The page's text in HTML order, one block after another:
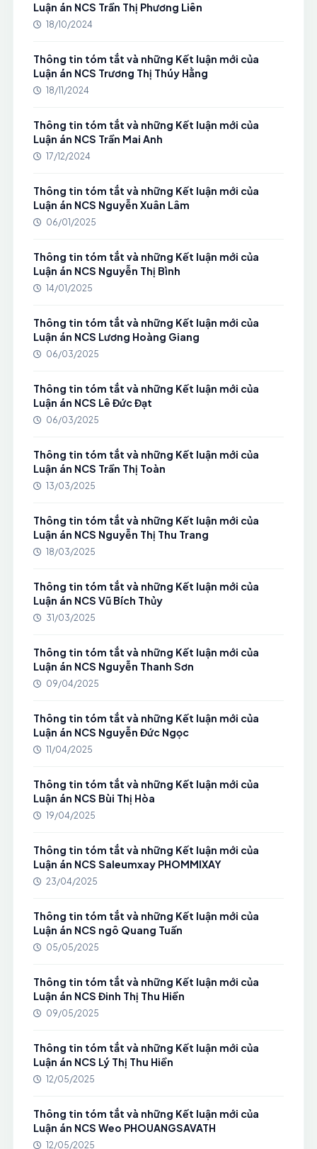
Luận án NCS Trần Thị Phương Liên
18/10/2024
Thông tin tóm tắt và những Kết luận mới của
Luận án NCS Trương Thị Thúy Hằng
18/11/2024
Thông tin tóm tắt và những Kết luận mới của
Luận án NCS Trần Mai Anh
17/12/2024
Thông tin tóm tắt và những Kết luận mới của
Luận án NCS Nguyễn Xuân Lâm
06/01/2025
Thông tin tóm tắt và những Kết luận mới của
Luận án NCS Nguyễn Thị Bình
14/01/2025
Thông tin tóm tắt và những Kết luận mới của
Luận án NCS Lương Hoàng Giang
06/03/2025
Thông tin tóm tắt và những Kết luận mới của
Luận án NCS Lê Đức Đạt
06/03/2025
Thông tin tóm tắt và những Kết luận mới của
Luận án NCS Trần Thị Toàn
13/03/2025
Thông tin tóm tắt và những Kết luận mới của
Luận án NCS Nguyễn Thị Thu Trang
18/03/2025
Thông tin tóm tắt và những Kết luận mới của
Luận án NCS Vũ Bích Thủy
31/03/2025
Thông tin tóm tắt và những Kết luận mới của
Luận án NCS Nguyễn Thanh Sơn
09/04/2025
Thông tin tóm tắt và những Kết luận mới của
Luận án NCS Nguyễn Đức Ngọc
11/04/2025
Thông tin tóm tắt và những Kết luận mới của
Luận án NCS Bùi Thị Hòa
19/04/2025
Thông tin tóm tắt và những Kết luận mới của
Luận án NCS Saleumxay PHOMMIXAY
23/04/2025
Thông tin tóm tắt và những Kết luận mới của
Luận án NCS ngô Quang Tuấn
05/05/2025
Thông tin tóm tắt và những Kết luận mới của
Luận án NCS Đinh Thị Thu Hiền
09/05/2025
Thông tin tóm tắt và những Kết luận mới của
Luận án NCS Lý Thị Thu Hiền
12/05/2025
Thông tin tóm tắt và những Kết luận mới của
Luận án NCS Weo PHOUANGSAVATH
12/05/2025